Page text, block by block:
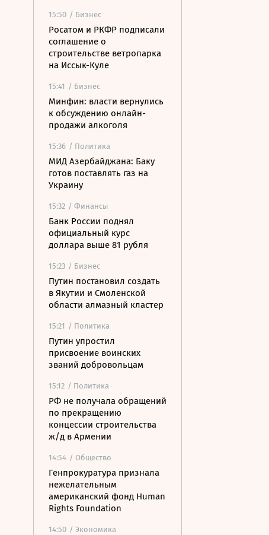
15:50 / Бизнес
Росатом и РКФР подписали
соглашение о
строительстве ветропарка
на Иссык-Куле
15:41 / Бизнес
Минфин: власти вернулись
к обсуждению онлайн-
продажи алкоголя
15:36 / Политика
МИД Азербайджана: Баку
готов поставлять газ на
Украину
15:32 / Финансы
Банк России поднял
официальный курс
доллара выше 81 рубля
15:23 / Бизнес
Путин постановил создать
в Якутии и Смоленской
области алмазный кластер
15:21 / Политика
Путин упростил
присвоение воинских
званий добровольцам
15:12 / Политика
РФ не получала обращений
по прекращению
концессии строительства
ж/д в Армении
14:54 / Общество
Генпрокуратура признала
нежелательным
американский фонд Human
Rights Foundation
14:50 / Экономика